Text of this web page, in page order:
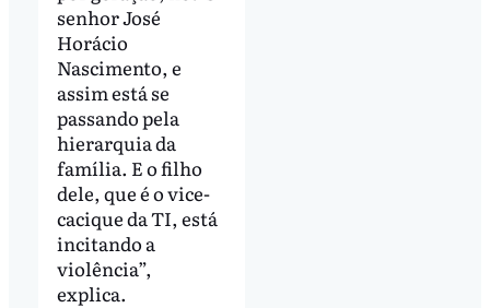
senhor José
Horácio
Nascimento, e
assim está se
passando pela
hierarquia da
família. E o filho
dele, que é o vice-
cacique da TI, está
incitando a
violência”,
explica.